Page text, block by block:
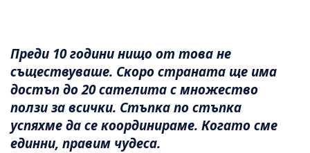
Преди 10 години нищо от това не
съществуваше. Скоро страната ще има
достъп до 20 сателита с множество
ползи за всички. Стъпка по стъпка
успяхме да се координираме. Когато сме
единни, правим чудеса.